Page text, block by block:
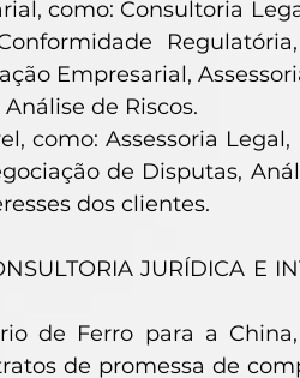
como: Consultoria
Empresarial,
de Riscos.
como: Assessoria Legal,
de Disputas,
dos clientes.
JURÍDICA E
de Ferro para a
de promessa de